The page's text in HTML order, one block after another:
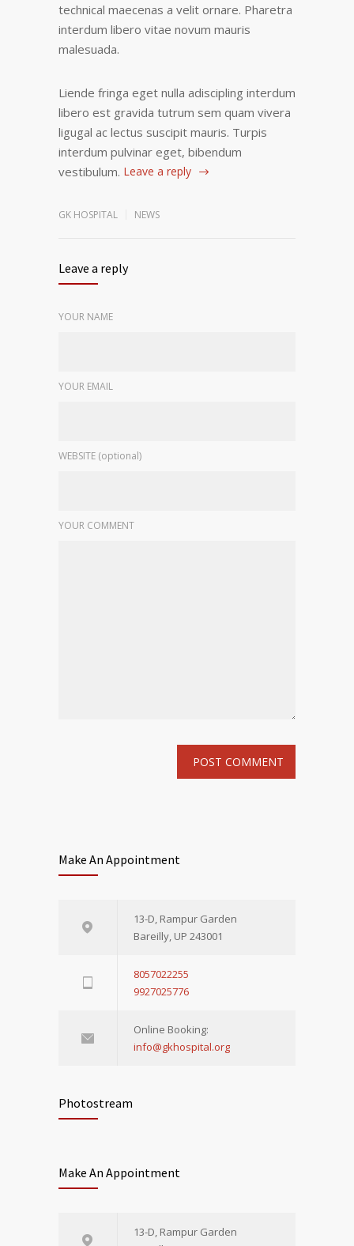
technical maecenas a velit ornare. Pharetra
interdum libero vitae novum mauris
malesuada.
Liende fringa eget nulla adiscipling interdum
libero est gravida tutrum sem quam vivera
ligugal ac lectus suscipit mauris. Turpis
interdum pulvinar eget, bibendum
vestibulum. Leave a reply
GK HOSPITAL NEWS
Leave a reply
YOUR NAME
YOUR EMAIL
WEBSITE (optional)
YOUR COMMENT
Make An Appointment
13-D, Rampur Garden
Bareilly, UP 243001
8057022255
9927025776
Online Booking:
info@gkhospital.org
Photostream
Make An Appointment
13-D, Rampur Garden